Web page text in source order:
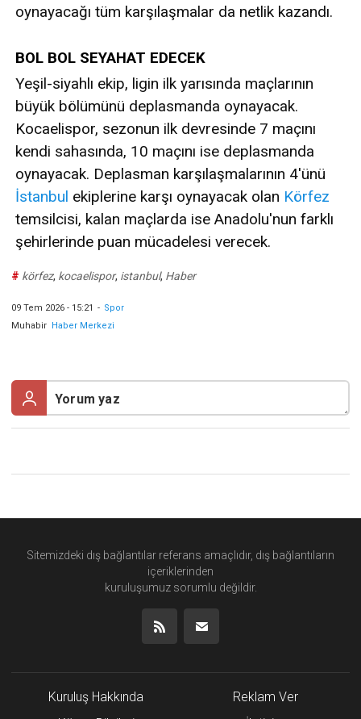
oynayacağı tüm karşılaşmalar da netlik kazandı.
BOL BOL SEYAHAT EDECEK
Yeşil-siyahlı ekip, ligin ilk yarısında maçlarının
büyük bölümünü deplasmanda oynayacak.
Kocaelispor, sezonun ilk devresinde 7 maçını
kendi sahasında, 10 maçını ise deplasmanda
oynayacak. Deplasman karşılaşmalarının 4'ünü
İstanbul ekiplerine karşı oynayacak olan Körfez
temsilcisi, kalan maçlarda ise Anadolu'nun farklı
şehirlerinde puan mücadelesi verecek.
# körfez, kocaelispor, istanbul, Haber
09 Tem 2026 - 15:21 - Spor
Muhabir
Haber Merkezi
Sitemizdeki dış bağlantılar referans amaçlıdır, dış bağlantıların
içeriklerinden
kuruluşumuz sorumlu değildir.
Kuruluş Hakkında
Reklam Ver